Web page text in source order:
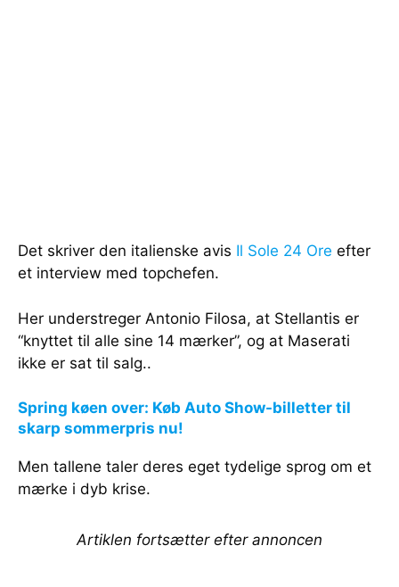
Det skriver den italienske avis Il Sole 24 Ore efter
et interview med topchefen.
Her understreger Antonio Filosa, at Stellantis er
“knyttet til alle sine 14 mærker”, og at Maserati
ikke er sat til salg..
Spring køen over: Køb Auto Show-billetter til
skarp sommerpris nu!
Men tallene taler deres eget tydelige sprog om et
mærke i dyb krise.
Artiklen fortsætter efter annoncen